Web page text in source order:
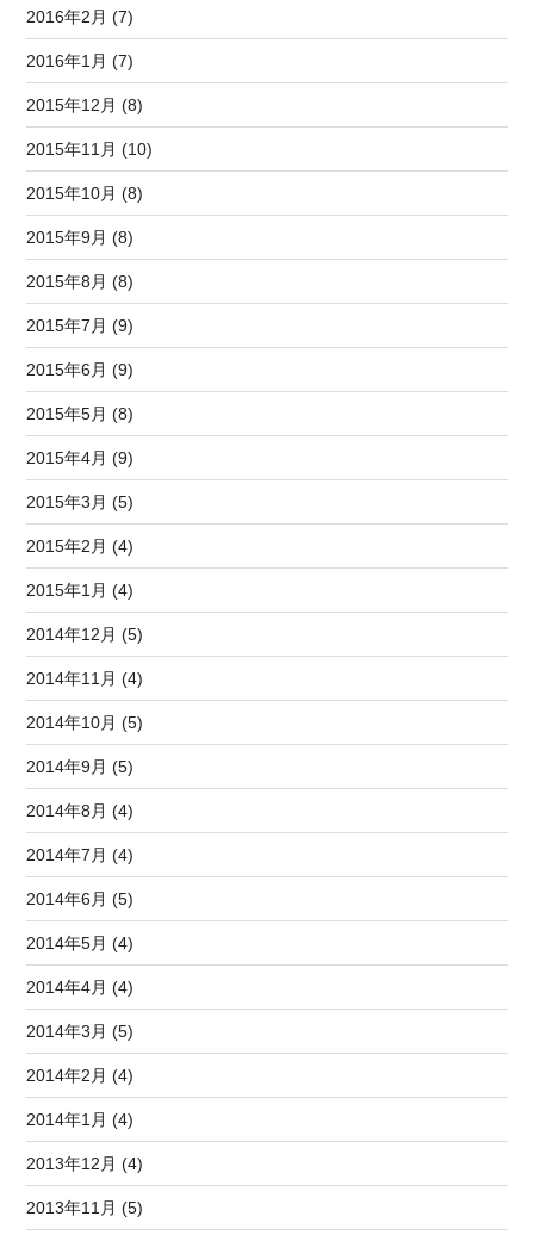
2016年2月 (7)
2016年1月 (7)
2015年12月 (8)
2015年11月 (10)
2015年10月 (8)
2015年9月 (8)
2015年8月 (8)
2015年7月 (9)
2015年6月 (9)
2015年5月 (8)
2015年4月 (9)
2015年3月 (5)
2015年2月 (4)
2015年1月 (4)
2014年12月 (5)
2014年11月 (4)
2014年10月 (5)
2014年9月 (5)
2014年8月 (4)
2014年7月 (4)
2014年6月 (5)
2014年5月 (4)
2014年4月 (4)
2014年3月 (5)
2014年2月 (4)
2014年1月 (4)
2013年12月 (4)
2013年11月 (5)